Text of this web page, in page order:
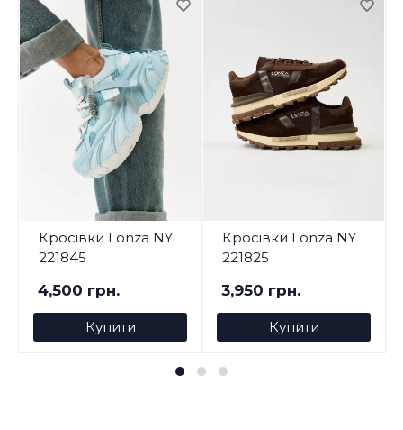
Кросівки Lonza NY
221845
4,500 грн.
Купити
Кросівки Lonza NY
221825
3,950 грн.
Купити